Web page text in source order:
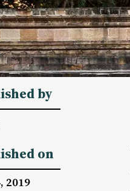
by
on
2019